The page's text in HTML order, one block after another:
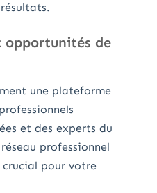
opportunités de
une plateforme
et des experts du
professionnel
pour votre